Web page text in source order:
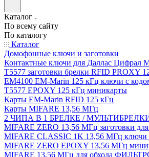
Каталог
По всему сайту
По каталогу
Каталог
Домофонные ключи и заготовки
Контактные ключи для Даллас Цифрал
T5577 заготовки брелки RFID PROXY
EM4100 EM-Marin 125 кГц ключи с
T5577 EPOXY 125 кГц миникарты
Карты EM-Marin RFID 125 кГц
Карты MIFARE 13,56 МГц
2 ЧИПА В 1 БРЕЛКЕ /
MIFARE ZERO 13,56 МГц заготовки
MIFARE CLASSIC 1K 13,56 МГц ключи
MIFARE ZERO EPOXY 13,56 МГц
MIFARE 13,56 МГц для обхода